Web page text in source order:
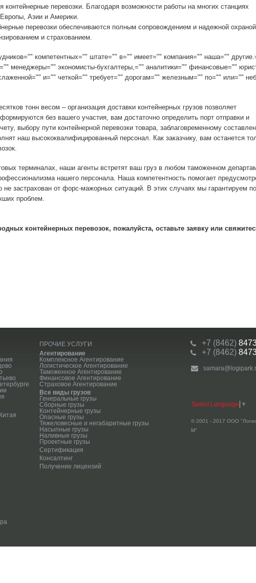
перевозки. Благодаря возможности работы на многих станциях
Европы, Азии и Америки.
перевозки обеспечиваются полным сопровождением и надежной
и страхованием.
компетентных="" штате="" в="" имеет="" компания="" наша=""
менеджеры="" экономисты-бухгалтеры,="" аналитики="" финансовые=""
и="" четкой="" требует="" дорогам="" железным="" по="" или=""
тонн весом – организация доставки контейнерных грузов позволяет
без вашего участия, вам достаточно определить порт отправки и
выбору пути контейнерной перевозки товара, заблаговременному
наш высококвалифицированный персонал. Как заказчику, вам останется
терминалах, наши агенты встретят ваш груз в любом таможенном
нашего персонала. Наша компетентность помогает
застрахован от форс-мажорных ситуаций. В этих случаях мы гарантируем
проблем.
контейнерных перевозок, пожалуйста, оставьте заявку или
ПРОЧИЕ УСЛУГИ
Агентирование
Комплексное Агентирование
Логистическое Агентирование
Таможенное Агентирование
Финансовое Агентирование
Страховое Агентирование
Все виды грузов
Генеральные грузы
Сборные грузы
Контейнерные грузы
Опасные грузы
Тяжеловесные и негабаритные грузы
Насыпные грузы
Наливные грузы
Проектные грузы
Сертификация
Консалтинг
Получение лицензий
+7 (8462)
+7 (8462)
Select Language ▼
© 2001 - 2017 ООО
М"